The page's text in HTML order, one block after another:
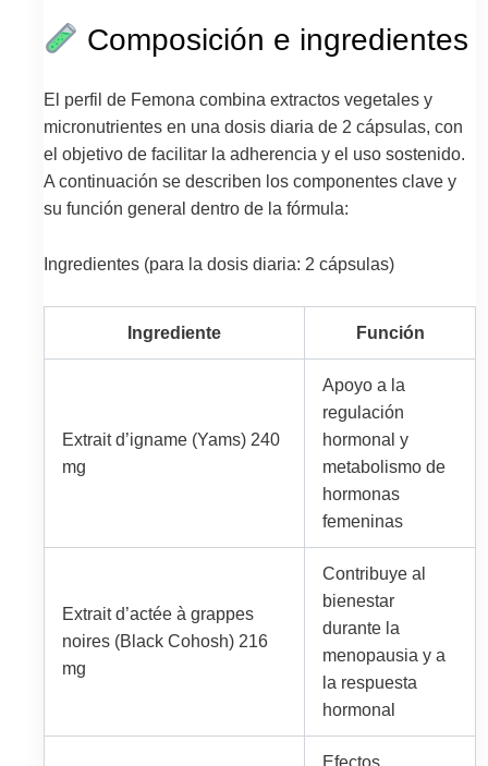
Composición e ingredientes
El perfil de Femona combina extractos vegetales y
micronutrientes en una dosis diaria de 2 cápsulas, con
el objetivo de facilitar la adherencia y el uso sostenido.
A continuación se describen los componentes clave y
su función general dentro de la fórmula:
Ingredientes (para la dosis diaria: 2 cápsulas)
Ingrediente Función
Extrait d’igname (Yams) 240
mg
Apoyo a la
regulación
hormonal y
metabolismo de
hormonas
femeninas
Extrait d’actée à grappes
noires (Black Cohosh) 216
mg
Contribuye al
bienestar
durante la
menopausia y a
la respuesta
hormonal
Efectos